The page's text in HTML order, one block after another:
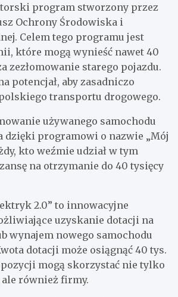
program stworzony przez
Ochrony Środowiska i
Celem tego programu jest
które mogą wynieść nawet 40
zezłomowanie starego pojazdu.
potencjał, aby zasadniczo
transportu drogowego.
używanego samochodu
dzięki programowi o nazwie „Mój
kto weźmie udział w tym
na otrzymanie do 40 tysięcy
2.0” to innowacyjne
uzyskanie dotacji na
wynajem nowego samochodu
dotacji może osiągnąć 40 tys.
mogą skorzystać nie tylko
również firmy.